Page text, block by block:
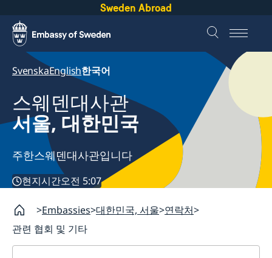
Sweden Abroad
SvenskaEnglish한국어
스웨덴대사관
서울, 대한민국
주한스웨덴대사관입니다
현지시간오전 5:07
Embassies 대한민국, 서울 연락처
관련 협회 및 기타